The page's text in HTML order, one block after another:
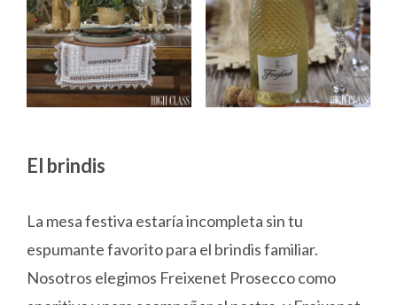
El brindis
La mesa festiva estaría incompleta sin tu
espumante favorito para el brindis familiar.
Nosotros elegimos Freixenet Prosecco como